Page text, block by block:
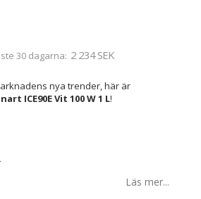
30 dagarna 2 234 SEK
nya trender, här är
ICE90E Vit 100 W 1 L!
Läs mer...